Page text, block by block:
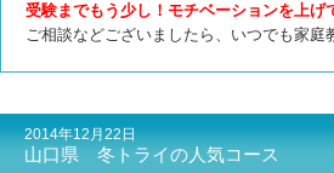
受験までもう少し！モチベーションを上げ
ご相談などございましたら、いつでも家
2014年12月22日
山口県 冬トライの人気コース